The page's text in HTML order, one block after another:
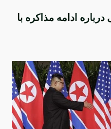
ادامه مذاکره با